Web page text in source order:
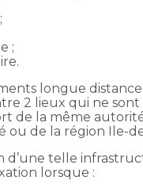
;
longue
2 lieux qui ne sont
de la même
ou de la région Ile-
d’une telle
lorsque :